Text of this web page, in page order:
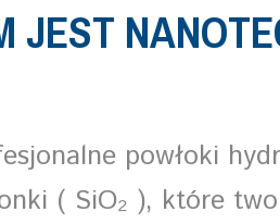
JEST
powłoki
( SiO₂ ), które